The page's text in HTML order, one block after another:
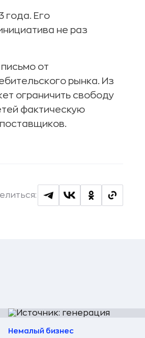
года. Его
не раз
письмо от
рынка. Из
ограничить свободу
фактическую
Немалый бизнес